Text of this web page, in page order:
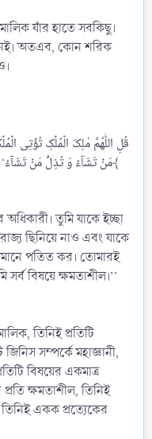
যাঁর হাতে সবকিছু।
অতএব, কোন শরিক
قُلِ اللّٰهُمَّ مٰلِکَ الۡمُلۡکِ تُؤۡتِی
مَنۡ تَشَآءُ وَ تُذِلُّ مَنۡ تَشَآءُ ؕ بِیَدِکَ الۡخَیۡرُ ؕ اِنَّکَ عَلٰی کُلِّ شَیۡءٍ قَدِیۡرٌ ﴿۲۶﴾
তুমি যাকে ইচ্ছা
ছিনিয়ে নাও এবং যাকে
পতিত কর। তোমারই
বিষয়ে ক্ষমতাশীল।’’
তিনিই প্রতিটি
সম্পর্কে মহাজ্ঞানী,
বিষয়ের একমাত্র
প্রতি ক্ষমতাশীল, তিনিই
তিনিই একক প্রত্যেকের